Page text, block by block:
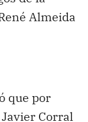
Almeida
que por
Corral